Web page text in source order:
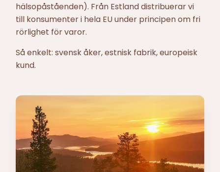
hälsopåståenden). Från Estland distribuerar vi
till konsumenter i hela EU under principen om fri
rörlighet för varor.
Så enkelt: svensk åker, estnisk fabrik, europeisk
kund.